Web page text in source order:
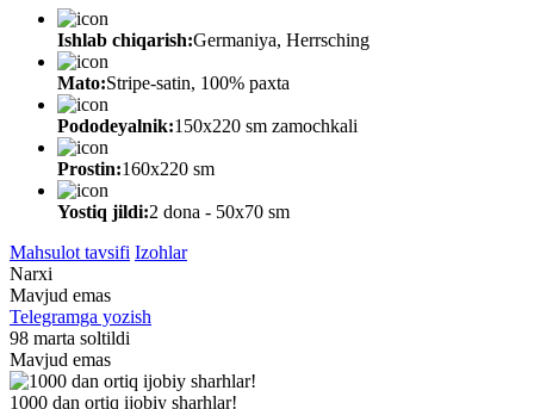
Ishlab chiqarish:Germaniya, Herrsching
Mato:Stripe-satin, 100% paxta
Pododeyalnik:150х220 sm zamochkali
Prostin:160х220 sm
Yostiq jildi:2 dona - 50x70 sm
Mahsulot tavsifi Izohlar
Narxi
Mavjud emas
Telegramga yozish
98 marta soltildi
Mavjud emas
1000 dan ortiq ijobiy sharhlar!